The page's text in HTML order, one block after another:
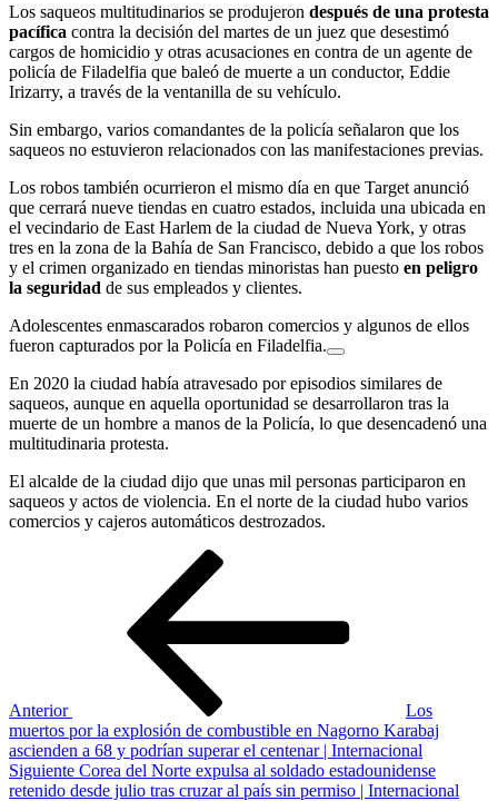
Los saqueos multitudinarios se produjeron después de una protesta
pacífica contra la decisión del martes de un juez que desestimó
cargos de homicidio y otras acusaciones en contra de un agente de
policía de Filadelfia que baleó de muerte a un conductor, Eddie
Irizarry, a través de la ventanilla de su vehículo.
Sin embargo, varios comandantes de la policía señalaron que los
saqueos no estuvieron relacionados con las manifestaciones previas.
Los robos también ocurrieron el mismo día en que Target anunció
que cerrará nueve tiendas en cuatro estados, incluida una ubicada en
el vecindario de East Harlem de la ciudad de Nueva York, y otras
tres en la zona de la Bahía de San Francisco, debido a que los robos
y el crimen organizado en tiendas minoristas han puesto en peligro
la seguridad de sus empleados y clientes.
Adolescentes enmascarados robaron comercios y algunos de ellos
fueron capturados por la Policía en Filadelfia.
En 2020 la ciudad había atravesado por episodios similares de
saqueos, aunque en aquella oportunidad se desarrollaron tras la
muerte de un hombre a manos de la Policía, lo que desencadenó una
multitudinaria protesta.
El alcalde de la ciudad dijo que unas mil personas participaron en
saqueos y actos de violencia. En el norte de la ciudad hubo varios
comercios y cajeros automáticos destrozados.
Anterior
Los
muertos por la explosión de combustible en Nagorno Karabaj
ascienden a 68 y podrían superar el centenar | Internacional
Siguiente
entrada
Siguiente Corea del Norte expulsa al soldado estadounidense
retenido desde julio tras cruzar al país sin permiso | Internacional